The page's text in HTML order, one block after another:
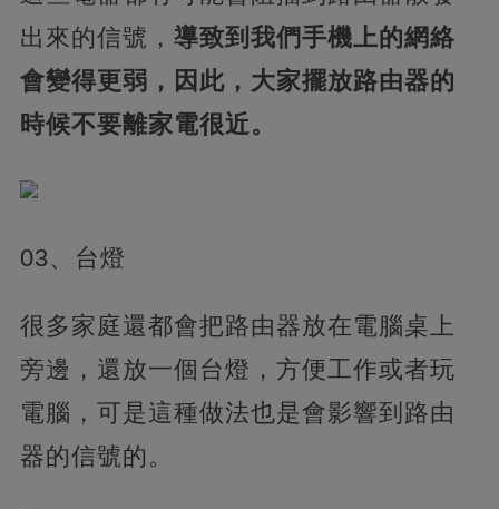
出來的信號， 導致到我們手機上的網絡
會變得更弱，因此，大家擺放路由器的
時候不要離家電很近。
03、台燈
很多家庭還都會把路由器放在電腦桌上
旁邊，還放一個台燈，方便工作或者玩
電腦，可是這種做法也是會影響到路由
器的信號的。